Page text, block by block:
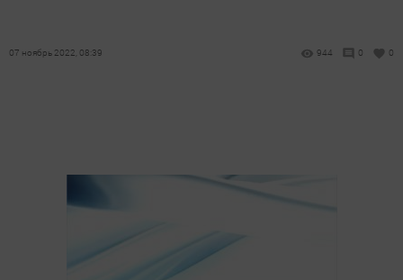
07 ноябрь 2022, 08:39 944 0 0